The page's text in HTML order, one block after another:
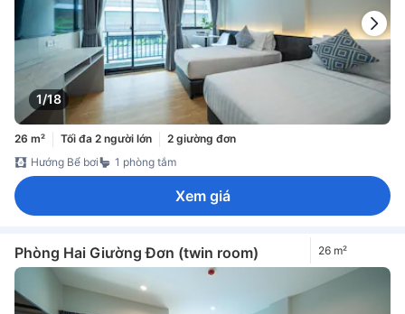
1/18
26 m² Tối đa 2 người lớn
2 giường đơn
Hướng Bể bơi
1 phòng tắm
Xem giá
Phòng Hai Giường Đơn (twin room) 26 m²